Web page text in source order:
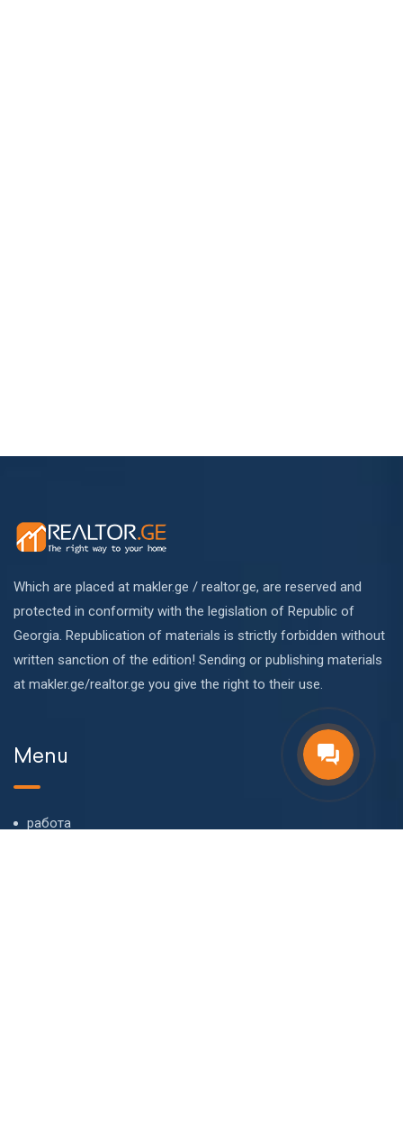
Which are placed at makler.ge / realtor.ge, are reserved and
protected in conformity with the legislation of Republic of
Georgia. Republication of materials is strictly forbidden without
written sanction of the edition! Sending or publishing materials
at makler.ge/realtor.ge you give the right to their use.
Menu
работа